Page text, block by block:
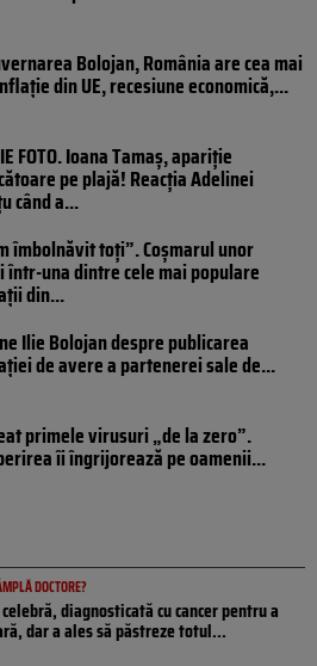
Bolojan, România are cea mai
din UE, recesiune economică,...
FOTO. Ioana Tamaş, apariție
pe plajă! Reacția Adelinei
când a...
îmbolnăvit toți”. Coșmarul unor
într-una dintre cele mai populare
din...
Ilie Bolojan despre publicarea
de avere a partenerei sale de...
primele virusuri „de la zero”.
îi îngrijorează pe oamenii...
DOCTORE?
diagnosticată cu cancer pentru a
dar a ales să păstreze totul...